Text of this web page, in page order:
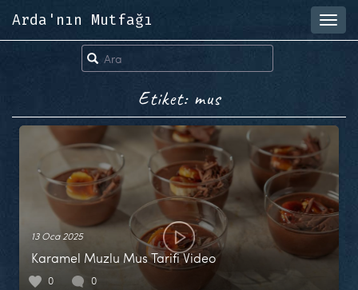
Arda'nın Mutfağı
Etiket: mus
13 Oca 2025
Karamel Muzlu Mus Tarifi Video
0 0